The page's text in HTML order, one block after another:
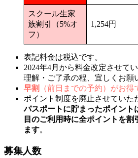
スクール生家
族割引（5%オ
フ）
1,254円
表記料金は税込です。
2024年4月から料金改定させて
理解・ご了承の程、宜しくお願
早割
（前日までの予約）がお得
ポイント制度を廃止させていた
パスポートに貯まったポイント
目のご利用時に全ポイントを割
ます。
募集人数